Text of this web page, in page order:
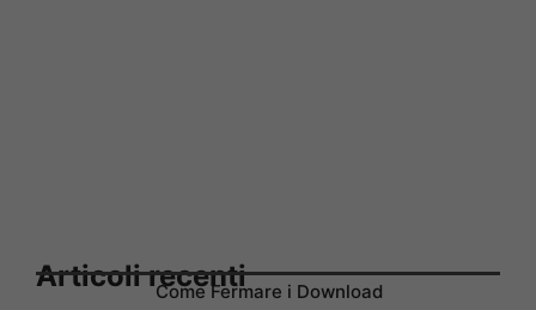
Articoli recentiCome Fermare i Download